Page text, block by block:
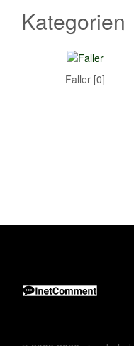
Kategorien
Faller [0]